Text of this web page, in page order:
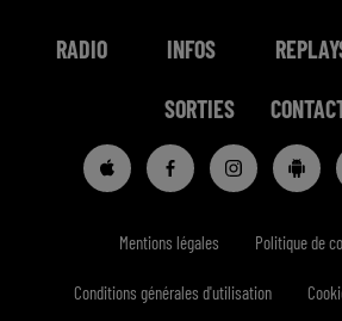
RADIO INFOS
SORTIES
Mentions légales Politique de
Conditions générales d'utilisation